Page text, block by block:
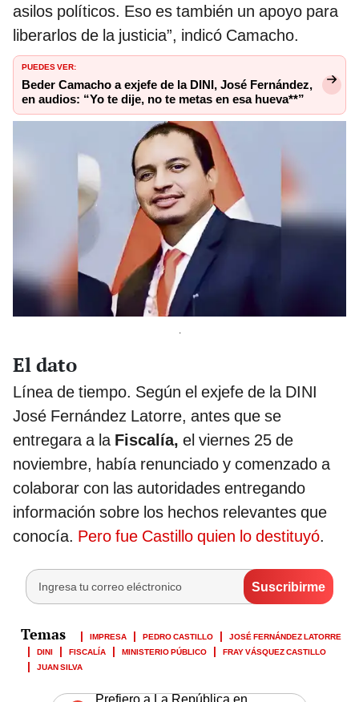
asilos políticos. Eso es también un apoyo para
liberarlos de la justicia”, indicó Camacho.
PUEDES VER:
Beder Camacho a exjefe de la DINI, José Fernández,
en audios: “Yo te dije, no te metas en esa hueva**”
.
El dato
Línea de tiempo. Según el exjefe de la DINI
José Fernández Latorre, antes que se
entregara a la Fiscalía, el viernes 25 de
noviembre, había renunciado y comenzado a
colaborar con las autoridades entregando
información sobre los hechos relevantes que
conocía. Pero fue Castillo quien lo destituyó.
IMPRESA PEDRO CASTILLO
JOSÉ FERNÁNDEZ LATORRE
DINI
FISCALÍA MINISTERIO PÚBLICO
FRAY VÁSQUEZ CASTILLO
JUAN SILVA